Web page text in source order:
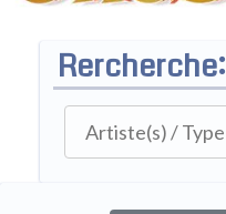
Rercherche: